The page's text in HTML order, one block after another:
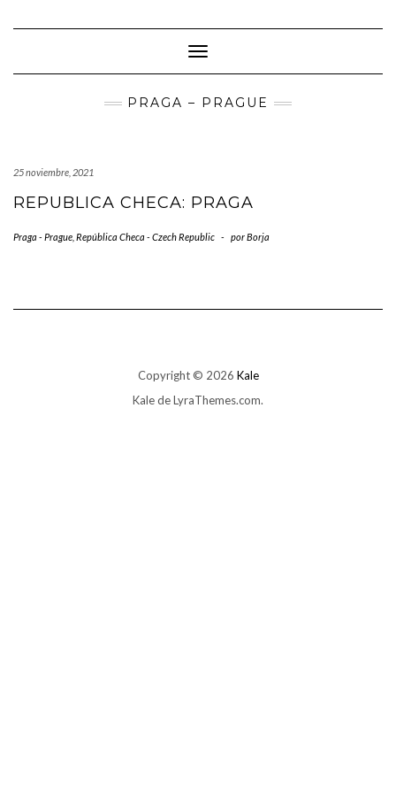
Cambiar modo de navegación
PRAGA – PRAGUE
25 noviembre, 2021
REPUBLICA CHECA: PRAGA
Praga - Prague República Checa - Czech Republic - porBorja
Copyright © 2026 Kale
Kalede LyraThemes.com.